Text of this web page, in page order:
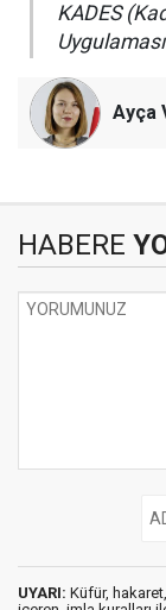
KADES
Uygulaması
Ayça
HABERE
UYARI: Küfür,